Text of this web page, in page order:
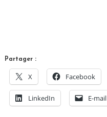
Partager :
X Facebook
LinkedIn E-mail